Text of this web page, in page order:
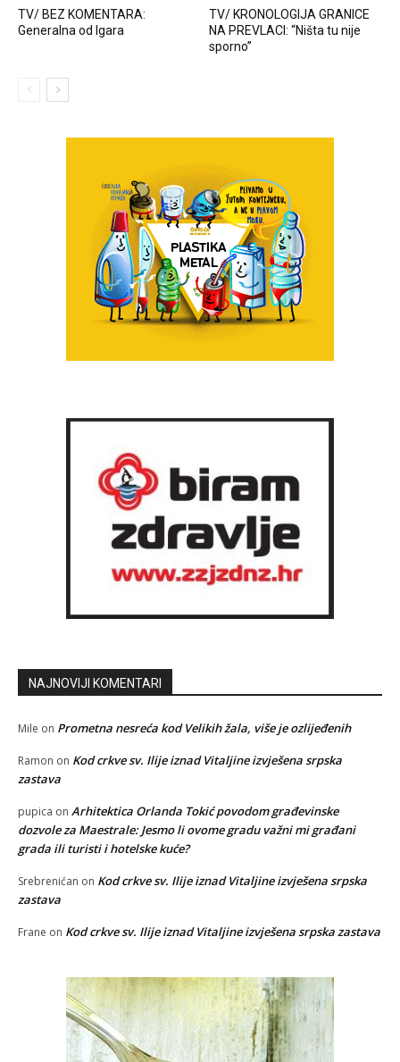
TV/ BEZ KOMENTARA:
Generalna od Igara
TV/ KRONOLOGIJA GRANICE
NA PREVLACI: “Ništa tu nije
sporno”
NAJNOVIJI KOMENTARI
Mile on Prometna nesreća kod Velikih žala, više je ozlijeđenih
Ramon on Kod crkve sv. Ilije iznad Vitaljine izvješena srpska
zastava
pupica on Arhitektica Orlanda Tokić povodom građevinske
dozvole za Maestrale: Jesmo li ovome gradu važni mi građani
grada ili turisti i hotelske kuće?
Srebrenićan on Kod crkve sv. Ilije iznad Vitaljine izvješena srpska
zastava
Frane on Kod crkve sv. Ilije iznad Vitaljine izvješena srpska zastava